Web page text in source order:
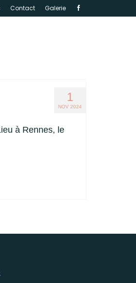
Contact Galerie
1
NOV 2024
à Rennes, le